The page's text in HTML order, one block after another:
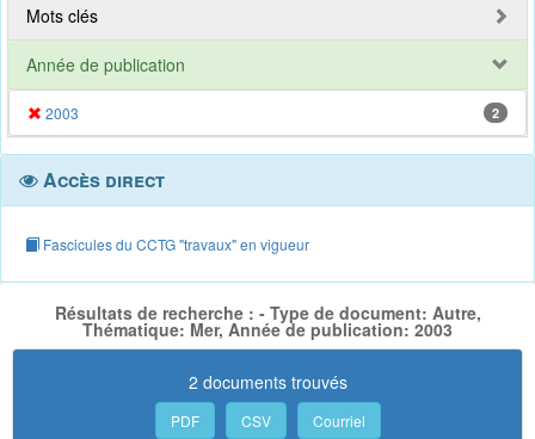
Mots clés
Année de publication
2003 2
Accès direct
Fascicules du CCTG "travaux" en vigueur
Résultats de recherche : - Type de document: Autre,
Thématique: Mer, Année de publication: 2003
2 documents trouvés
PDF CSV Courriel